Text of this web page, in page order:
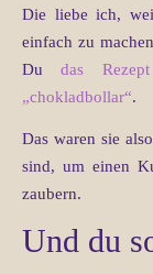
Die liebe ich,
einfach zu
Dudas
„chokladbollar“.
Das waren sie
sind, um einen
zaubern.
Und du